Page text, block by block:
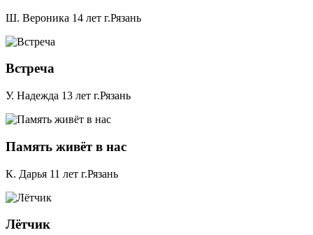
Ш. Вероника 14 лет г.Рязань
Встреча
У. Надежда 13 лет г.Рязань
Память живёт в нас
К. Дарья 11 лет г.Рязань
Лётчик